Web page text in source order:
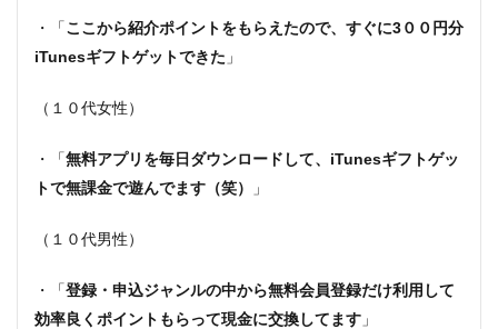
・「ここから紹介ポイントをもらえたので、すぐに3００円分
iTunesギフトゲットできた 」
（１０代女性）
・「無料アプリを毎日ダウンロードして、iTunesギフトゲッ
トで無課金で遊んでます（笑）
」
（１０代男性）
・「登録・申込ジャンルの中から無料会員登録だけ利用して
効率良くポイントもらって現金に交換してます 」